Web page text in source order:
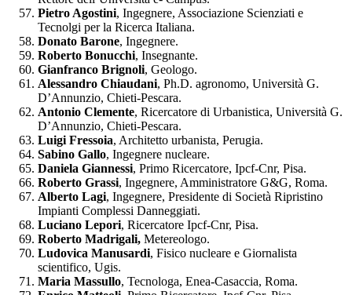
Pietro Agostini, Ingegnere, Associazione Scienziati e
Tecnolgi per la Ricerca Italiana.
Donato Barone, Ingegnere.
Roberto Bonucchi, Insegnante.
Gianfranco Brignoli, Geologo.
Alessandro Chiaudani, Ph.D. agronomo, Università G.
D’Annunzio, Chieti-Pescara.
Antonio Clemente, Ricercatore di Urbanistica, Università G.
D’Annunzio, Chieti-Pescara.
Luigi Fressoia, Architetto urbanista, Perugia.
Sabino Gallo, Ingegnere nucleare.
Daniela Giannessi, Primo Ricercatore, Ipcf-Cnr, Pisa.
Roberto Grassi, Ingegnere, Amministratore G&G, Roma.
Alberto Lagi, Ingegnere, Presidente di Società Ripristino
Impianti Complessi Danneggiati.
Luciano Lepori, Ricercatore Ipcf-Cnr, Pisa.
Roberto Madrigali, Metereologo.
Ludovica Manusardi, Fisico nucleare e Giornalista
scientifico, Ugis.
Maria Massullo, Tecnologa, Enea-Casaccia, Roma.